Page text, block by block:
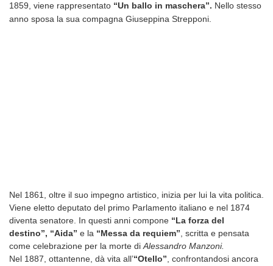
1859, viene rappresentato “Un ballo in maschera”. Nello stesso
anno sposa la sua compagna Giuseppina Strepponi.
Nel 1861, oltre il suo impegno artistico, inizia per lui la vita politica.
Viene eletto deputato del primo Parlamento italiano e nel 1874
diventa senatore. In questi anni compone “La forza del
destino”, “Aida” e la “Messa da requiem”, scritta e pensata
come celebrazione per la morte diAlessandro Manzoni.
Nel 1887, ottantenne, dà vita all’“Otello”, confrontandosi ancora